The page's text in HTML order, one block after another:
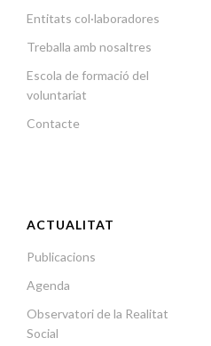
Entitats col·laboradores
Treballa amb nosaltres
Escola de formació del
voluntariat
Contacte
ACTUALITAT
Publicacions
Agenda
Observatori de la Realitat
Social